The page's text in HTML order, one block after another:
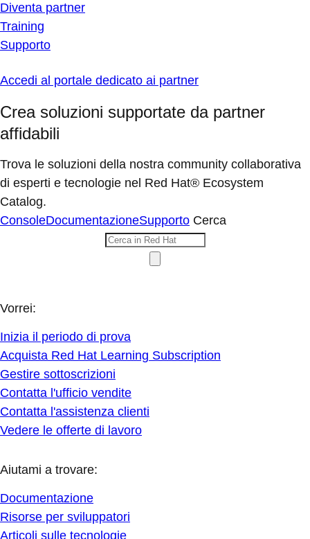
Diventa partner
Training
Supporto
Accedi al portale dedicato ai partner
Crea soluzioni supportate da partner
affidabili
Trova le soluzioni della nostra community collaborativa
di esperti e tecnologie nel Red Hat® Ecosystem
Catalog.
ConsoleDocumentazioneSupporto Cerca
Vorrei:
Inizia il periodo di prova
Acquista Red Hat Learning Subscription
Gestire sottoscrizioni
Contatta l'ufficio vendite
Contatta l'assistenza clienti
Vedere le offerte di lavoro
Aiutami a trovare:
Documentazione
Risorse per sviluppatori
Articoli sulle tecnologie